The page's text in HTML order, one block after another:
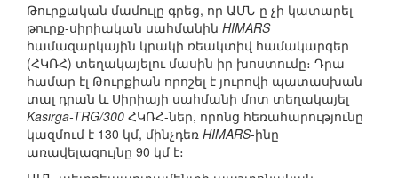
Թուրքական մամուլը գրեց, որ ԱՄՆ-ը չի կատարել
թուրք-սիրիական սահմանին HIMARS
համազարկային կրակի ռեակտիվ համակարգեր
(ՀԿՌՀ) տեղակայելու մասին իր խոստումը։ Դրա
համար էլ Թուրքիան որոշել է յուրովի պատասխան
տալ դրան և Սիրիայի սահմանի մոտ տեղակայել
Kasırga-TRG/300 ՀԿՌՀ-ներ, որոնց հեռահարությունը
կազմում է 130 կմ, մինչդեռ HIMARS-ինը
առավելագույնը 90 կմ է։